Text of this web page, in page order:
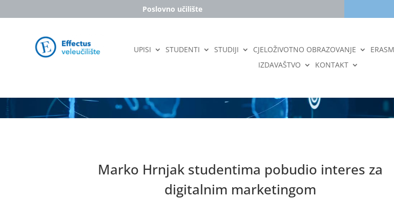
Poslovno učilište
UPISI STUDENTI STUDIJI CJELOŽIVOTNO OBRAZOVANJE
IZDAVAŠTVO
KONTAKT
Marko Hrnjak studentima pobudio interes za
digitalnim marketingom